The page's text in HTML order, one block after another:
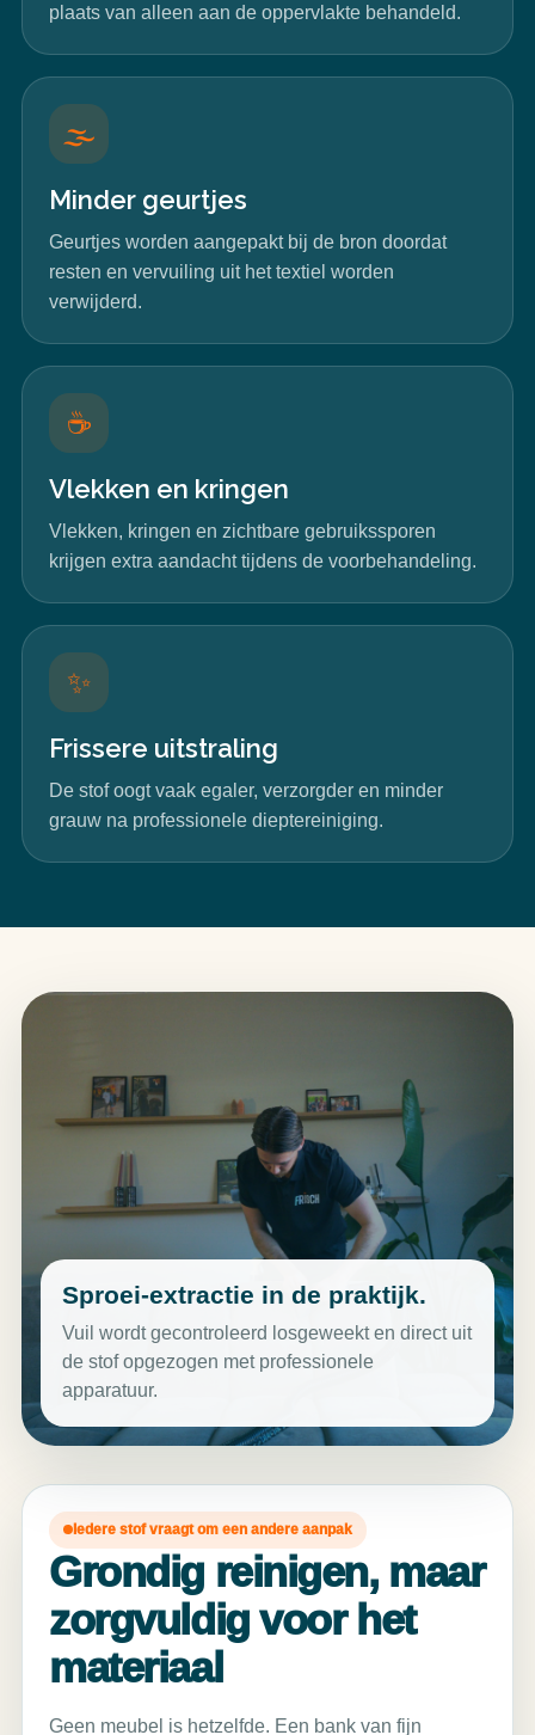
plaats van alleen aan de oppervlakte behandeld.
🌫️
Minder geurtjes
Geurtjes worden aangepakt bij de bron doordat
resten en vervuiling uit het textiel worden
verwijderd.
☕
Vlekken en kringen
Vlekken, kringen en zichtbare gebruikssporen
krijgen extra aandacht tijdens de voorbehandeling.
✨
Frissere uitstraling
De stof oogt vaak egaler, verzorgder en minder
grauw na professionele dieptereiniging.
Sproei-extractie in de praktijk.
Vuil wordt gecontroleerd losgeweekt en direct uit
de stof opgezogen met professionele
apparatuur.
Iedere stof vraagt om een andere aanpak
Grondig reinigen, maar
zorgvuldig voor het
materiaal
Geen meubel is hetzelfde. Een bank van fijn